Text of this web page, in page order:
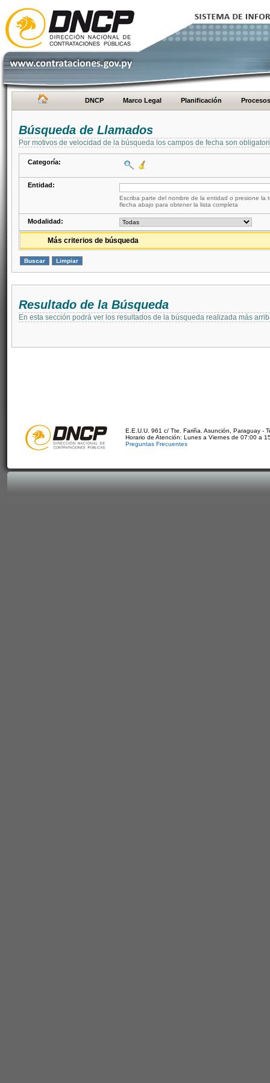
DNCP Marco Legal Planificación Procesos
Búsqueda de Llamados
Por motivos de velocidad de la búsqueda los campos de fecha son
Categoría:
Entidad:
Escriba parte del nombre de la entidad o presione la
flecha abajo para obtener la lista completa
Modalidad:
Más criterios de búsqueda
Resultado de la Búsqueda
En esta sección podrá ver los resultados de la búsqueda realizada más
E.E.U.U. 961 c/ Tte. Fariña. Asunción, Paraguay -
Horario de Atención: Lunes a Viernes de 07:00 a
Preguntas Frecuentes